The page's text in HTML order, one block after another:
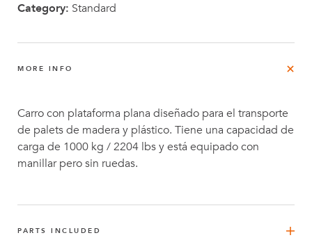
Category: Standard
MORE INFO
Carro con plataforma plana diseñado para el transporte
de palets de madera y plástico. Tiene una capacidad de
carga de 1000 kg / 2204 lbs y está equipado con
manillar pero sin ruedas.
PARTS INCLUDED